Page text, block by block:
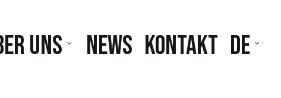
uns News Kontakt DE